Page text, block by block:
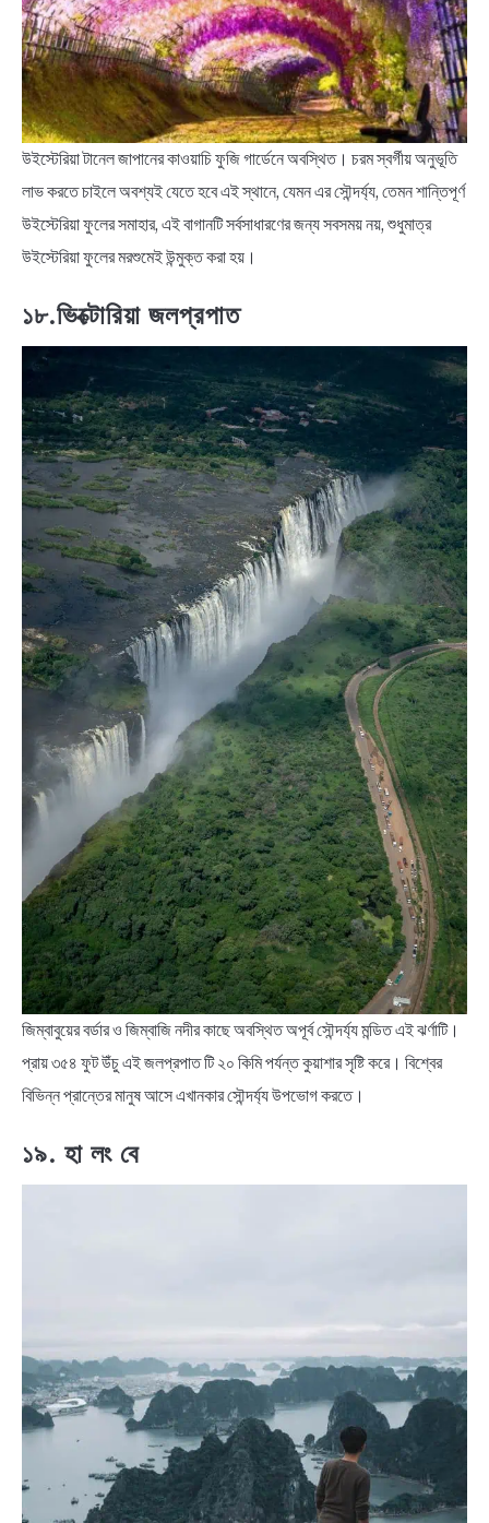
উইস্টেরিয়া টানেল জাপানের কাওয়াচি ফুজি গার্ডেনে অবস্থিত। চরম স্বর্গীয় অনুভূতি
লাভ করতে চাইলে অবশ্যই যেতে হবে এই স্থানে, যেমন এর সৌন্দর্য্য, তেমন শান্তিপূর্ণ
উইস্টেরিয়া ফুলের সমাহার, এই বাগানটি সর্বসাধারণের জন্য সবসময় নয়, শুধুমাত্র
উইস্টেরিয়া ফুলের মরশুমেই উন্মুক্ত করা হয়।
১৮.ভিক্টোরিয়া জলপ্রপাত
জিম্বাবুয়ের বর্ডার ও জিম্বাজি নদীর কাছে অবস্থিত অপূর্ব সৌন্দর্য্য মন্ডিত এই ঝর্ণাটি।
প্রায় ৩৫৪ ফুট উঁচু এই জলপ্রপাত টি ২০ কিমি পর্যন্ত কুয়াশার সৃষ্টি করে। বিশ্বের
বিভিন্ন প্রান্তের মানুষ আসে এখানকার সৌন্দর্য্য উপভোগ করতে।
১৯. হা লং বে